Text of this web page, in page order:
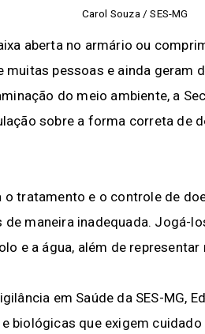
Carol Souza / SES-MG
aberta no armário ou
pessoas e ainda geram
do meio ambiente, a
sobre a forma correta de
o tratamento e o controle de
maneira inadequada. Jogá-
e a água, além de
em Saúde da SES-MG,
biológicas que exigem